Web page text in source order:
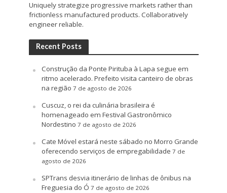
Uniquely strategize progressive markets rather than
frictionless manufactured products. Collaboratively
engineer reliable.
Recent Posts
Construção da Ponte Pirituba à Lapa segue em
ritmo acelerado. Prefeito visita canteiro de obras
na região 7 de agosto de 2026
Cuscuz, o rei da culinária brasileira é
homenageado em Festival Gastronômico
Nordestino 7 de agosto de 2026
Cate Móvel estará neste sábado no Morro Grande
oferecendo serviços de empregabilidade 7 de
agosto de 2026
SPTrans desvia itinerário de linhas de ônibus na
Freguesia do Ó 7 de agosto de 2026